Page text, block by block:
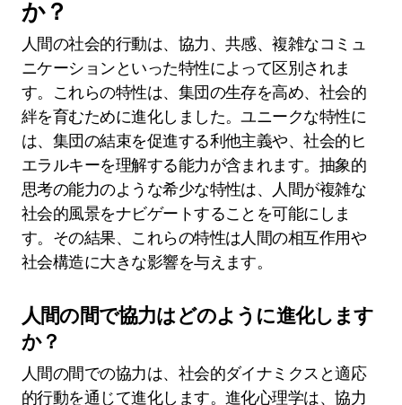
これらのバイアスを理解することで、人間の行動
が社会的環境への進化的適応によってどのように
形成されるかが明らかになります。
この文脈で人間の社会的行動を区
別するユニークな特性は何です
か？